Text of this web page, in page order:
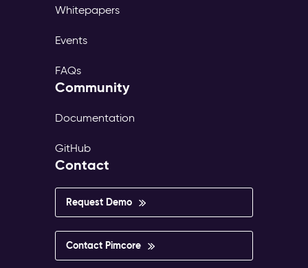
Whitepapers
Events
FAQs
Community
Documentation
GitHub
Contact
Request Demo
Contact Pimcore